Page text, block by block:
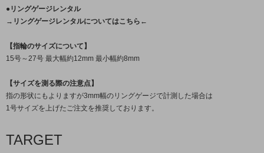
●リングゲージレンタル
→リングゲージレンタルについてはこちら←
【指輪のサイズについて】
15号～27号 最大幅約12mm 最小幅約8mm
【サイズを測る際の注意点】
指の形状にもよりますが3mm幅のリングゲージで計測した場合は
1号サイズを上げたご注文を推奨しております。
TARGET